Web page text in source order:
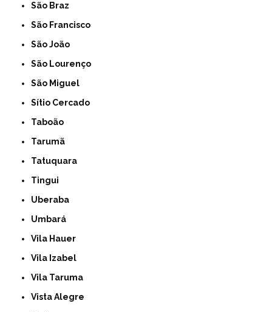
São Braz
São Francisco
São João
São Lourenço
São Miguel
Sítio Cercado
Taboão
Tarumã
Tatuquara
Tingui
Uberaba
Umbará
Vila Hauer
Vila Izabel
Vila Taruma
Vista Alegre